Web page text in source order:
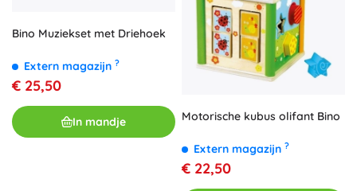
Bino Muziekset met Driehoek
Extern magazijn ?
€ 25,50
In mandje Motorische kubus olifant Bino
Extern magazijn ?
€ 22,50